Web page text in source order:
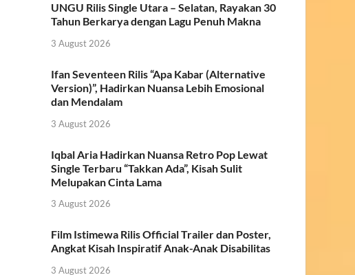
UNGU Rilis Single Utara – Selatan, Rayakan 30
Tahun Berkarya dengan Lagu Penuh Makna
3 August 2026
Ifan Seventeen Rilis “Apa Kabar (Alternative
Version)”, Hadirkan Nuansa Lebih Emosional
dan Mendalam
3 August 2026
Iqbal Aria Hadirkan Nuansa Retro Pop Lewat
Single Terbaru “Takkan Ada”, Kisah Sulit
Melupakan Cinta Lama
3 August 2026
Film Istimewa Rilis Official Trailer dan Poster,
Angkat Kisah Inspiratif Anak-Anak Disabilitas
3 August 2026